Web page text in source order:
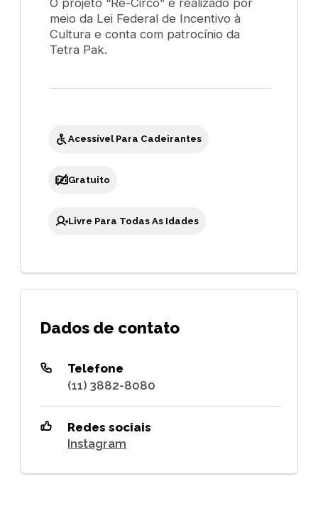
O projeto “Re-Circo” é realizado por
meio da Lei Federal de Incentivo à
Cultura e conta com patrocínio da
Tetra Pak.
Acessível Para Cadeirantes
Gratuito
Livre Para Todas As Idades
Dados de contato
Telefone
(11) 3882-8080
Redes sociais
Instagram